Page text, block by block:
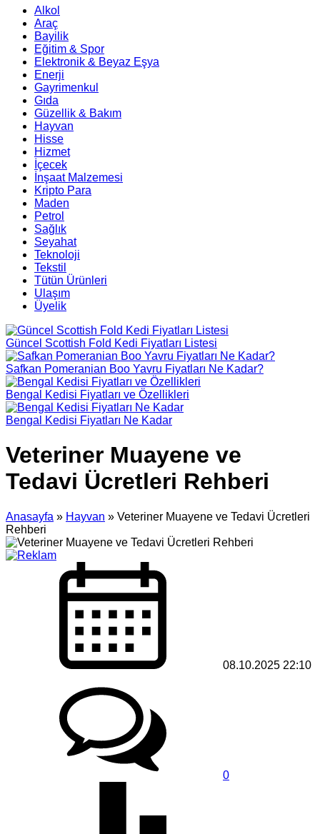
Alkol
Araç
Bayilik
Eğitim & Spor
Elektronik & Beyaz Eşya
Enerji
Gayrimenkul
Gıda
Güzellik & Bakım
Hayvan
Hisse
Hizmet
İçecek
İnşaat Malzemesi
Kripto Para
Maden
Petrol
Sağlık
Seyahat
Teknoloji
Tekstil
Tütün Ürünleri
Ulaşım
Üyelik
Güncel Scottish Fold Kedi Fiyatları Listesi
Safkan Pomeranian Boo Yavru Fiyatları Ne Kadar?
Bengal Kedisi Fiyatları ve Özellikleri
Bengal Kedisi Fiyatları Ne Kadar
Veteriner Muayene ve
Tedavi Ücretleri Rehberi
Anasayfa » Hayvan » Veteriner Muayene ve Tedavi Ücretleri
Rehberi
08.10.2025 22:10
0